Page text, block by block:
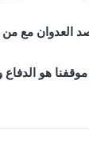
مع من
موقفنا هو